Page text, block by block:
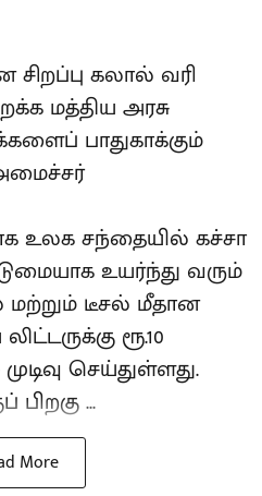
கலால் வரி
மத்திய அரசு
பாதுகாக்கும்
உலக சந்தையில் கச்சா
உயர்ந்து வரும்
டீசல் மீதான
ரூ.10
செய்துள்ளது.
பிறகு ...
More